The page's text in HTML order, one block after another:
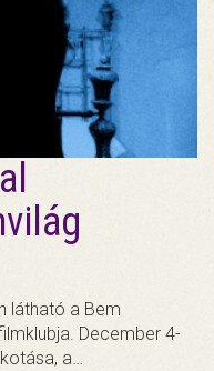
látható a Bem
December 4-
a…